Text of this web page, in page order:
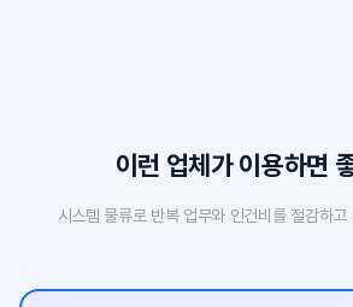
이런 업체가 이용하면
시스템 물류로 반복 업무와 인건비를 절감하